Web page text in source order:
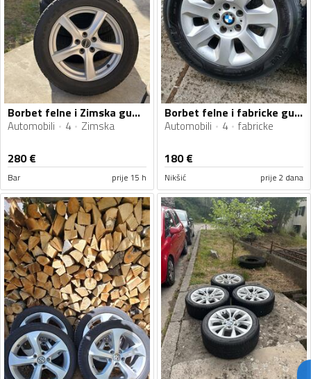
Borbet felne i Zimska gume
Automobili 4 Zimska
280€
Bar prije 15 h
Borbet felne i fabricke gume
Automobili 4 fabricke
180€
Nikšić prije 2 dana